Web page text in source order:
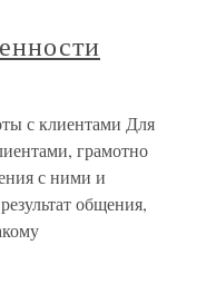
с клиентами Для
грамотно
с ними и
общения,